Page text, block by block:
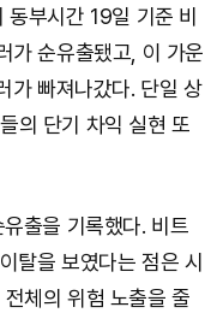
부시간 19일 기준 비
순유출됐고, 이 가운
빠져나갔다. 단일 상
의 단기 차익 실현 또
출을 기록했다. 비트
탈을 보였다는 점은 시
체의 위험 노출을 줄